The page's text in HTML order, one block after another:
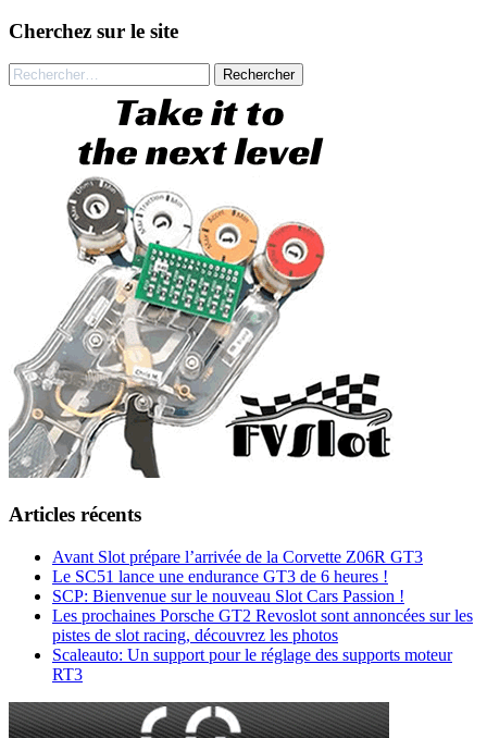
Cherchez sur le site
Rechercher :
Articles récents
Avant Slot prépare l’arrivée de la Corvette Z06R GT3
Le SC51 lance une endurance GT3 de 6 heures !
SCP: Bienvenue sur le nouveau Slot Cars Passion !
Les prochaines Porsche GT2 Revoslot sont annoncées sur les
pistes de slot racing, découvrez les photos
Scaleauto: Un support pour le réglage des supports moteur
RT3